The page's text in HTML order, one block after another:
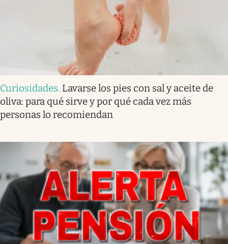
Curiosidades. Lavarse los pies con sal y aceite de
oliva: para qué sirve y por qué cada vez más
personas lo recomiendan